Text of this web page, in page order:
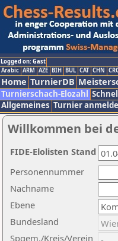
Logged on: Gast
Arabic ARM AZE BIH BUL CAT CHN
Home TurnierDB
Turnierschach-Elozahl
Allgemeines Turnier
Willkommen bei
Nachname
Ebene
Personennummer
Bundesland
Spgem./Kreis/Verein
FIDE-Elolisten Stand